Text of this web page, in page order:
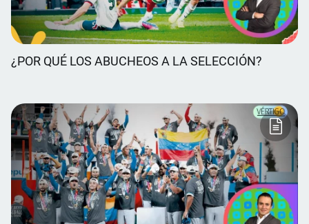
¿POR QUÉ LOS ABUCHEOS A LA SELECCIÓN?